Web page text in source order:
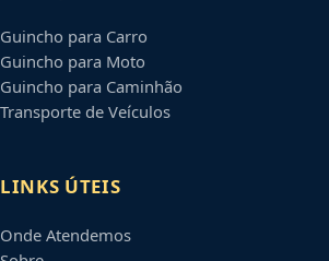
Guincho para Carro
Guincho para Moto
Guincho para Caminhão
Transporte de Veículos
LINKS ÚTEIS
Onde Atendemos